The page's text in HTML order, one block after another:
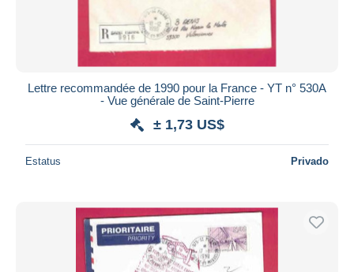
Lettre recommandée de 1990 pour la France - YT n° 530A
- Vue générale de Saint-Pierre
± 1,73 US$
Estatus Privado